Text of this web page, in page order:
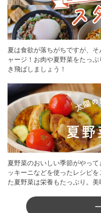
夏は食欲が落ちがちですが、
ャージ！お肉や夏野菜をたっ
き飛ばしましょう！
夏野菜のおいしい季節がやっ
ッキーニなどを使ったレシピ
た夏野菜は栄養もたっぷり。